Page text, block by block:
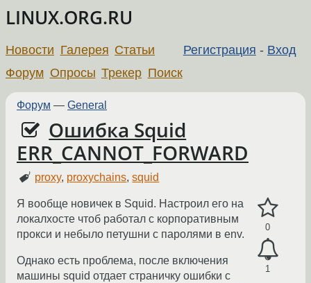
LINUX.ORG.RU
Регистрация - Вход
Новости Галерея Статьи
Форум Опросы Трекер Поиск
Форум — General
Ошибка Squid
ERR_CANNOT_FORWARD
proxy, proxychains,squid
0
1
Я вообще новичек в Squid. Настроил его на
локалхосте чтоб работал с корпоративным
прокси и небыло петушни с паролями в env.
Однако есть проблема, после включения
машины squid отдает страничку ошибки с